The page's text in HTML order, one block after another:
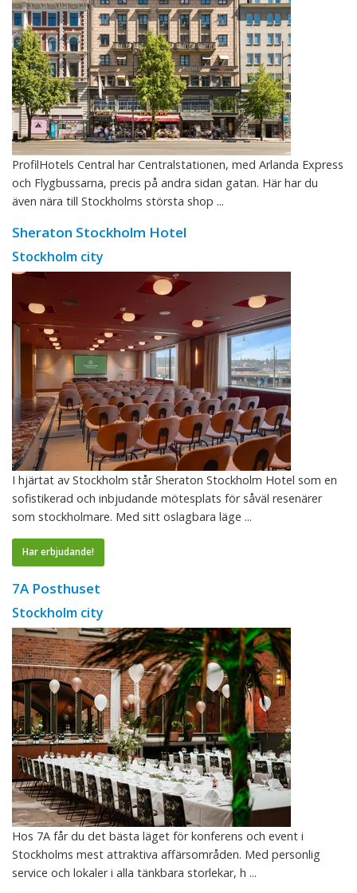
ProfilHotels Central har Centralstationen, med Arlanda Express
och Flygbussarna, precis på andra sidan gatan. Här har du
även nära till Stockholms största shop ...
Sheraton Stockholm Hotel
Stockholm city
I hjärtat av Stockholm står Sheraton Stockholm Hotel som en
sofistikerad och inbjudande mötesplats för såväl resenärer
som stockholmare. Med sitt oslagbara läge ...
Har erbjudande!
7A Posthuset
Stockholm city
Hos 7A får du det bästa läget för konferens och event i
Stockholms mest attraktiva affärsområden. Med personlig
service och lokaler i alla tänkbara storlekar, h ...